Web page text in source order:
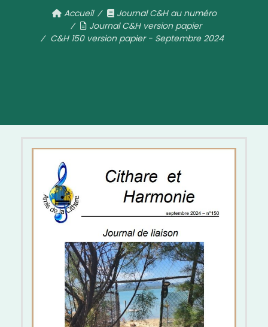
Accueil
Journal C&H au numéro
Journal C&H version papier
C&H 150 version papier - Septembre 2024